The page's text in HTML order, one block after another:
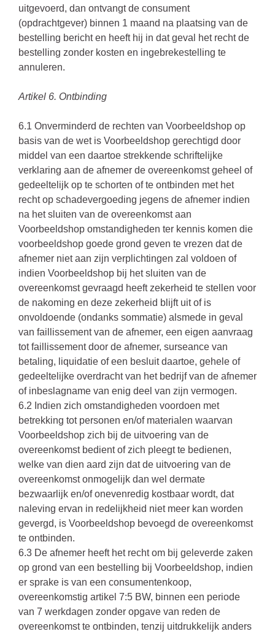
uitgevoerd, dan ontvangt de consument
(opdrachtgever) binnen 1 maand na plaatsing van de
bestelling bericht en heeft hij in dat geval het recht de
bestelling zonder kosten en ingebrekestelling te
annuleren.
Artikel 6. Ontbinding
6.1 Onverminderd de rechten van Voorbeeldshop op
basis van de wet is Voorbeeldshop gerechtigd door
middel van een daartoe strekkende schriftelijke
verklaring aan de afnemer de overeenkomst geheel of
gedeeltelijk op te schorten of te ontbinden met het
recht op schadevergoeding jegens de afnemer indien
na het sluiten van de overeenkomst aan
Voorbeeldshop omstandigheden ter kennis komen die
voorbeeldshop goede grond geven te vrezen dat de
afnemer niet aan zijn verplichtingen zal voldoen of
indien Voorbeeldshop bij het sluiten van de
overeenkomst gevraagd heeft zekerheid te stellen voor
de nakoming en deze zekerheid blijft uit of is
onvoldoende (ondanks sommatie) alsmede in geval
van faillissement van de afnemer, een eigen aanvraag
tot faillissement door de afnemer, surseance van
betaling, liquidatie of een besluit daartoe, gehele of
gedeeltelijke overdracht van het bedrijf van de afnemer
of inbeslagname van enig deel van zijn vermogen.
6.2 Indien zich omstandigheden voordoen met
betrekking tot personen en/of materialen waarvan
Voorbeeldshop zich bij de uitvoering van de
overeenkomst bedient of zich pleegt te bedienen,
welke van dien aard zijn dat de uitvoering van de
overeenkomst onmogelijk dan wel dermate
bezwaarlijk en/of onevenredig kostbaar wordt, dat
naleving ervan in redelijkheid niet meer kan worden
gevergd, is Voorbeeldshop bevoegd de overeenkomst
te ontbinden.
6.3 De afnemer heeft het recht om bij geleverde zaken
op grond van een bestelling bij Voorbeeldshop, indien
er sprake is van een consumentenkoop,
overeenkomstig artikel 7:5 BW, binnen een periode
van 7 werkdagen zonder opgave van reden de
overeenkomst te ontbinden, tenzij uitdrukkelijk anders